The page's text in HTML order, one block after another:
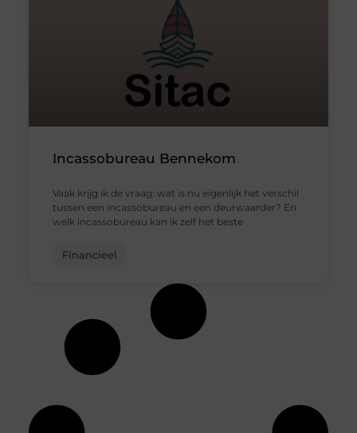
Incassobureau Bennekom
Vaak krijg ik de vraag: wat is nu eigenlijk het verschil
tussen een incassobureau en een deurwaarder? En
welk incassobureau kan ik zelf het beste
Financieel